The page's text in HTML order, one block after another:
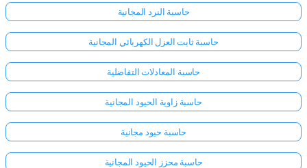
حاسبة النرد المجانية
حاسبة ثابت العزل الكهربائي المجانية
حاسبة المعادلات التفاضلية
حاسبة زاوية الحيود المجانية
حاسبة حيود مجانية
حاسبة محزز الحيود المجانية